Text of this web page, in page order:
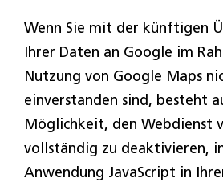
Wenn Sie mit der künftigen
Ihrer Daten an Google im
Nutzung von Google Maps
einverstanden sind, besteht
Möglichkeit, den Webdienst
vollständig zu deaktivieren,
Anwendung JavaScript in